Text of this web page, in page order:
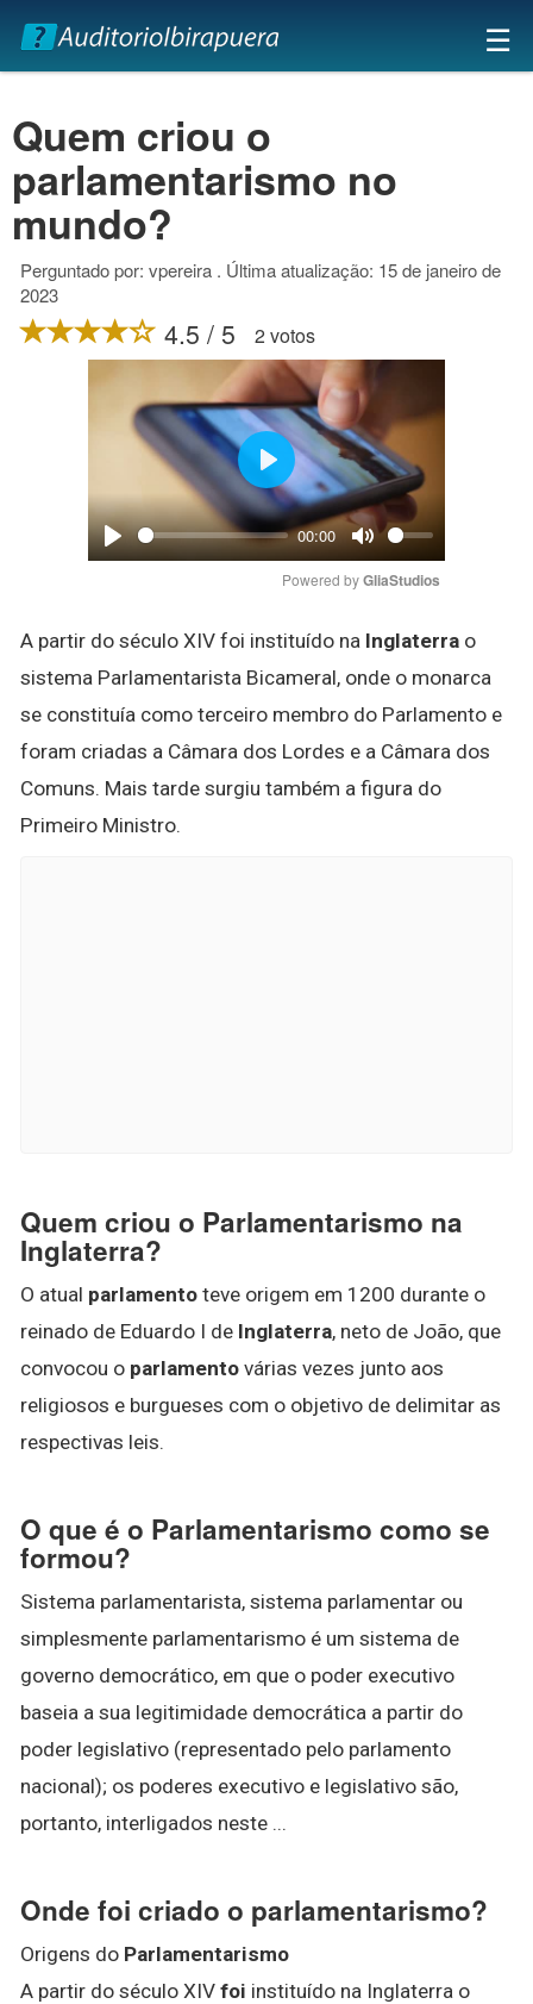
×
☰
Quem criou o
parlamentarismo no
mundo?
Perguntado por: vpereira . Última atualização: 15 de janeiro de
2023
4.5 / 5 2 votos
Play
00:00
Mute
Play
Powered by GliaStudios
A partir do século XIV foi instituído na Inglaterra o
sistema Parlamentarista Bicameral, onde o monarca
se constituía como terceiro membro do Parlamento e
foram criadas a Câmara dos Lordes e a Câmara dos
Comuns. Mais tarde surgiu também a figura do
Primeiro Ministro.
Quem criou o Parlamentarismo na
Inglaterra?
O atual parlamento teve origem em 1200 durante o
reinado de Eduardo I de Inglaterra, neto de João, que
convocou o parlamento várias vezes junto aos
religiosos e burgueses com o objetivo de delimitar as
respectivas leis.
O que é o Parlamentarismo como se
formou?
Sistema parlamentarista, sistema parlamentar ou
simplesmente parlamentarismo é um sistema de
governo democrático, em que o poder executivo
baseia a sua legitimidade democrática a partir do
poder legislativo (representado pelo parlamento
nacional); os poderes executivo e legislativo são,
portanto, interligados neste ...
Onde foi criado o parlamentarismo?
Origens do Parlamentarismo
A partir do século XIV foi instituído na Inglaterra o